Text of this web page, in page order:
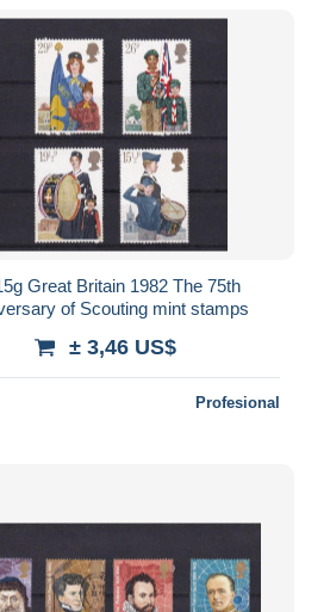
Great Britain 1982 The 75th
of Scouting mint stamps
± 3,46 US$
Profesional